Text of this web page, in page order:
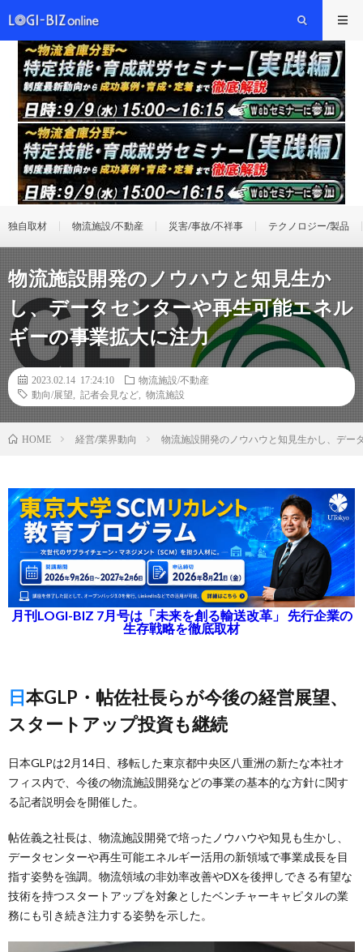
独自取材 物流施設/不動産 災害/事故/不祥事 テクノロジー/製品
物流施設開発のノウハウと知見生か
し、データセンターや再生可能エネル
ギーの事業拡大に注力
2023.02.14 17:24:10
物流施設/不動産
動向/展望
記者会見など 物流施設
HOME 経営/業界動向 物流施設開発のノウハウと知見生かし、デー
月刊LOGI-BIZ 7月号は「未来を創る輸送改革」 先行企業の
生存戦略を徹底取材
日本GLP・帖佐社長らが今後の経営展望、
スタートアップ投資も継続
日本GLPは2月14日、移転した東京都中央区八重洲の新たな本社オ
フィス内で、今後の物流施設開発などの事業の基本的な方針に関す
る記者説明会を開催した。
帖佐義之社長は、物流施設開発で培ったノウハウや知見も生かし、
データセンターや再生可能エネルギー活用の新領域で事業成長を目
指す姿勢を強調。物流領域の非効率改善やDXを後押しできる有望な
技術を持つスタートアップを対象としたベンチャーキャピタルの業
務にも引き続き注力する姿勢を示した。